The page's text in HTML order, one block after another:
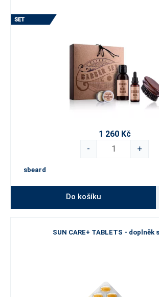
1 260 Kč
-
+
sbeard
Do košíku
SUN CARE+ TABLETS - doplněk